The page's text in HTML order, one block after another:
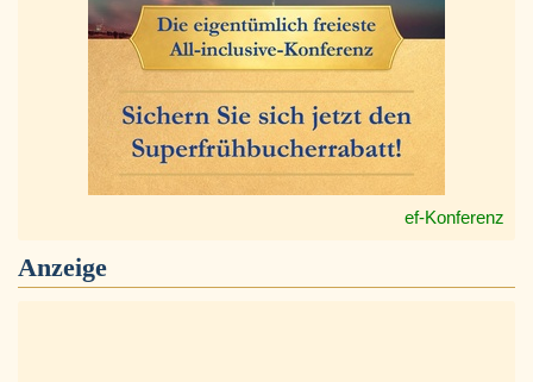
ef-Konferenz
Anzeige